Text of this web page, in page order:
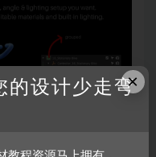
×
的设计少走弯